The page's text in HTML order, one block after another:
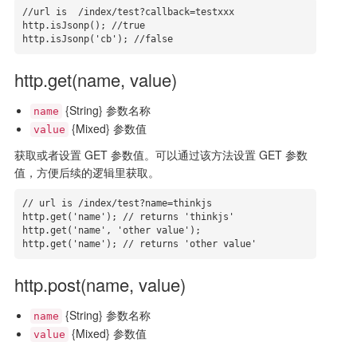
//url is  /index/test?callback=testxxx
http.isJsonp(); //true
http.isJsonp('cb'); //false
http.get(name, value)
name {String} 参数名称
value {Mixed} 参数值
获取或者设置 GET 参数值。可以通过该方法设置 GET 参数
值，方便后续的逻辑里获取。
// url is /index/test?name=thinkjs
http.get('name'); // returns 'thinkjs'
http.get('name', 'other value');
http.get('name'); // returns 'other value'
http.post(name, value)
name {String} 参数名称
value {Mixed} 参数值